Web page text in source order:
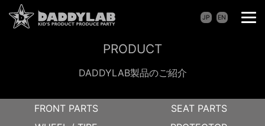
JP EN
PRODUCT
DADDYLAB製品のご紹介
FRONT PARTS
SEAT PARTS